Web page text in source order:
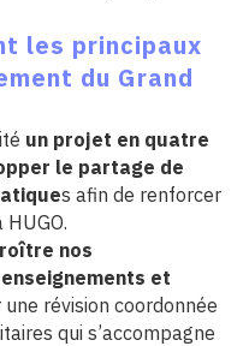
les principaux
du Grand
un projet en quatre
le partage de
s afin de renforcer
nos
et
révision coordonnée
qui s’accompagne